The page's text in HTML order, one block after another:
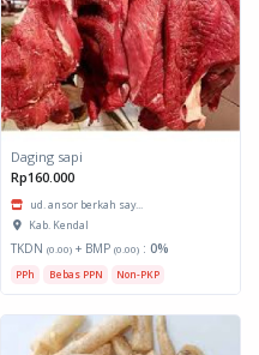
Daging sapi
Rp160.000
ud. ansor berkah say...
Kab. Kendal
TKDN (0.00) + BMP (0.00) : 0%
PPh Bebas PPN Non-PKP